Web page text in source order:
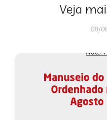
Veja
08/